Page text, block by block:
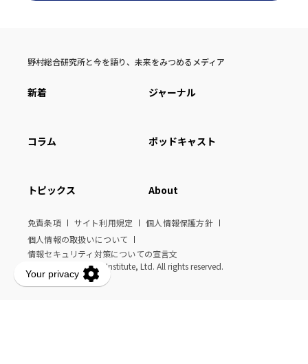
野村総合研究所と今を語り、未来をみつめるメディア
新着 ジャーナル
コラム ポッドキャスト
トピックス About
免責条項 サイト利用規定
個人情報保護方針
個人情報の取扱いについて
情報セキュリティ対策についての宣言文
© Nomura Research Institute, Ltd. All rights reserved.